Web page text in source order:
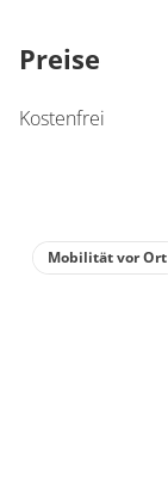
Preise
Kostenfrei
Mobilität vor Ort